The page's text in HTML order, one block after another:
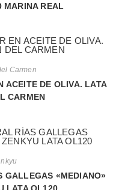
MARINA REAL
Carmen
ACEITE DE OLIVA. LATA
CARMEN
GALLEGAS «MEDIANO»
LATA OL120